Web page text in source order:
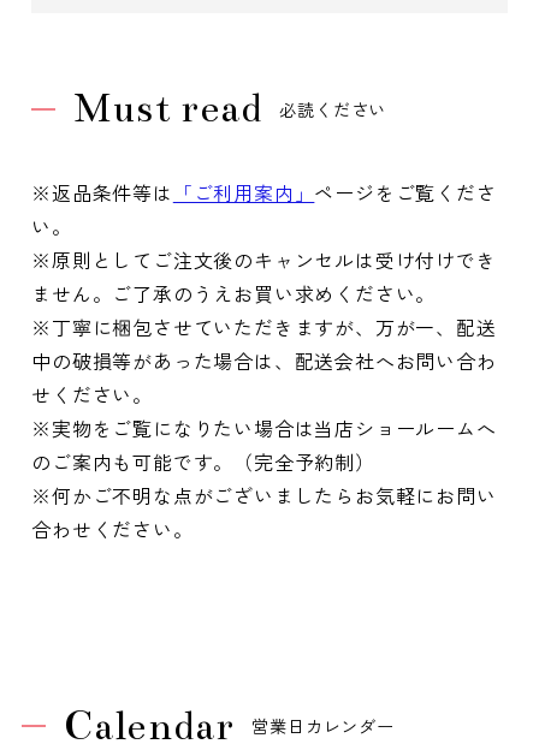
Must read 必読ください
※返品条件等は 「ご利用案内」 ページをご覧くださ
い。
※原則としてご注文後のキャンセルは受け付けでき
ません。ご了承のうえお買い求めください。
※丁寧に梱包させていただきますが、万が一、配送
中の破損等があった場合は、配送会社へお問い合わ
せください。
※実物をご覧になりたい場合は当店ショールームへ
のご案内も可能です。（完全予約制）
※何かご不明な点がございましたらお気軽にお問い
合わせください。
Calendar 営業日カレンダー